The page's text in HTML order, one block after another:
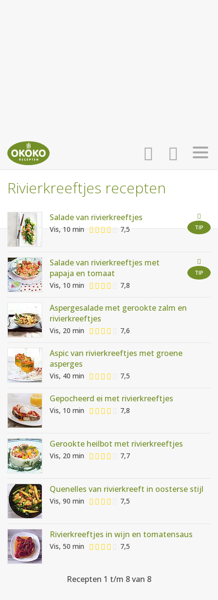
INLOGGEN
AANMELDEN
HOME
RECEPTEN
WEEKMENU'S
Rivierkreeftjes recepten
TIP
Salade van rivierkreeftjes
Vis, 10 min 7,5
TIP
Salade van rivierkreeftjes met
papaja en tomaat
Vis, 10 min 7,8
Aspergesalade met gerookte zalm en
rivierkreeftjes
Vis, 20 min 7,6
Aspic van rivierkreeftjes met groene
asperges
Vis, 40 min 7,5
Gepocheerd ei met rivierkreeftjes
Vis, 10 min 7,8
Gerookte heilbot met rivierkreeftjes
Vis, 20 min 7,7
Quenelles van rivierkreeft in oosterse stijl
Vis, 90 min 7,5
Rivierkreeftjes in wijn en tomatensaus
Vis, 50 min 7,5
Recepten 1 t/m 8 van 8